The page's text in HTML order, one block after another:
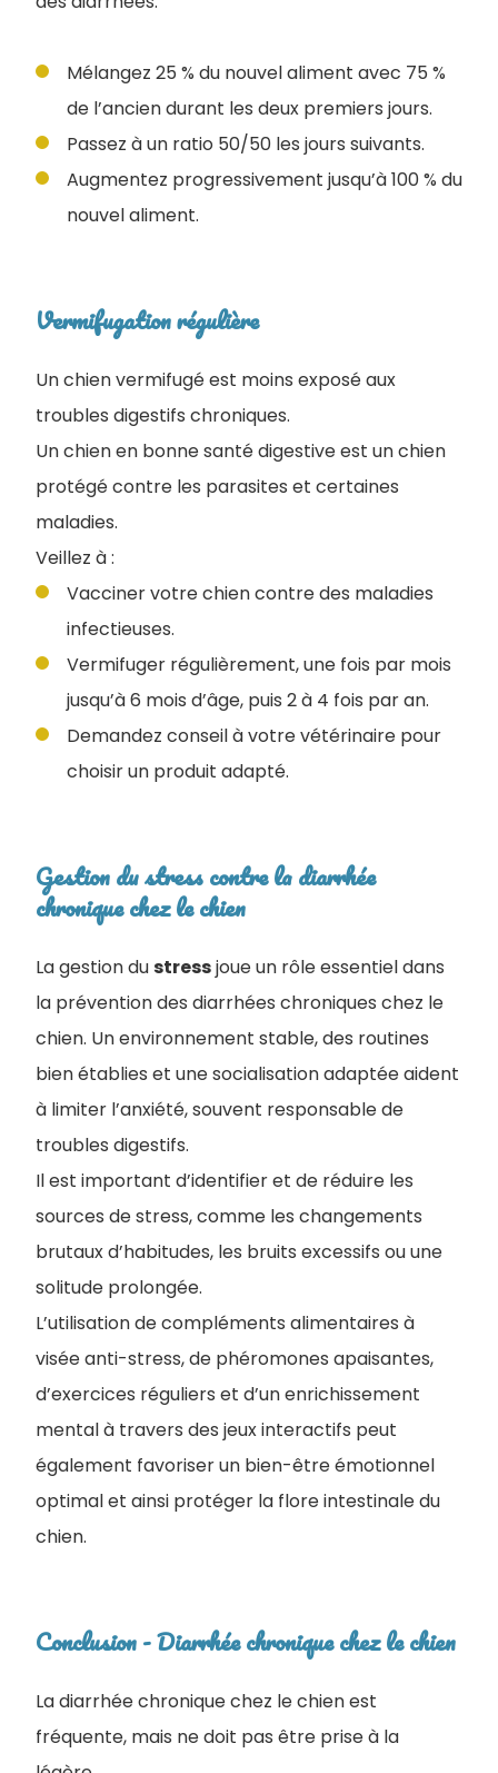
Mélangez 25 % du nouvel aliment avec 75 %
de l’ancien durant les deux premiers jours.
Passez à un ratio 50/50 les jours suivants.
Augmentez progressivement jusqu’à 100 % du
nouvel aliment.
Vermifugation régulière
Un chien vermifugé est moins exposé aux
troubles digestifs chroniques.
Un chien en bonne santé digestive est un chien
protégé contre les parasites et certaines
maladies.
Veillez à :
Vacciner votre chien contre des maladies
infectieuses.
Vermifuger régulièrement, une fois par mois
jusqu’à 6 mois d’âge, puis 2 à 4 fois par an.
Demandez conseil à votre vétérinaire pour
choisir un produit adapté.
Gestion du stress contre la diarrhée
chronique chez le chien
La gestion dustressjoue un rôle essentiel dans
la prévention des diarrhées chroniques chez le
chien. Un environnement stable, des routines
bien établies et une socialisation adaptée aident
à limiter l’anxiété, souvent responsable de
troubles digestifs.
Il est important d’identifier et de réduire les
sources de stress, comme les changements
brutaux d’habitudes, les bruits excessifs ou une
solitude prolongée.
L’utilisation de compléments alimentaires à
visée anti-stress, de phéromones apaisantes,
d’exercices réguliers et d’un enrichissement
mental à travers des jeux interactifs peut
également favoriser un bien-être émotionnel
optimal et ainsi protéger la flore intestinale du
chien.
Conclusion - Diarrhée chronique chez le chien
La diarrhée chronique chez le chien​ est
fréquente, mais ne doit pas être prise à la